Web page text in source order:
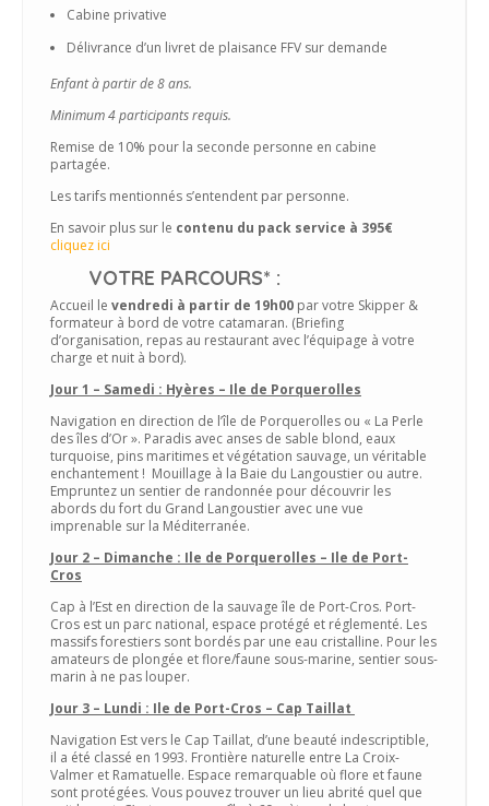
Cabine privative
Délivrance d’un livret de plaisance FFV sur demande
Enfant à partir de 8 ans.
Minimum 4 participants requis.
Remise de 10% pour la seconde personne en cabine
partagée.
Les tarifs mentionnés s’entendent par personne.
En savoir plus sur le contenu du pack service à 395€
cliquez ici
VOTRE PARCOURS* :
Accueil le vendredi à partir de 19h00 par votre Skipper &
formateur à bord de votre catamaran. (Briefing
d’organisation, repas au restaurant avec l’équipage à votre
charge et nuit à bord).
Jour 1 – Samedi : Hyères – Ile de Porquerolles
Navigation en direction de l’île de Porquerolles ou « La Perle
des îles d’Or ». Paradis avec anses de sable blond, eaux
turquoise, pins maritimes et végétation sauvage, un véritable
enchantement ! Mouillage à la Baie du Langoustier ou autre.
Empruntez un sentier de randonnée pour découvrir les
abords du fort du Grand Langoustier avec une vue
imprenable sur la Méditerranée.
Jour 2 – Dimanche : Ile de Porquerolles – Ile de Port-
Cros
Cap à l’Est en direction de la sauvage île de Port-Cros. Port-
Cros est un parc national, espace protégé et réglementé. Les
massifs forestiers sont bordés par une eau cristalline. Pour les
amateurs de plongée et flore/faune sous-marine, sentier sous-
marin à ne pas louper.
Jour 3 – Lundi : Ile de Port-Cros – Cap Taillat
Navigation Est vers le Cap Taillat, d’une beauté indescriptible,
il a été classé en 1993. Frontière naturelle entre La Croix-
Valmer et Ramatuelle. Espace remarquable où flore et faune
sont protégées. Vous pouvez trouver un lieu abrité quel que